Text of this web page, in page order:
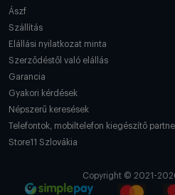
Ászf
Szállítás
Elállási nyilatkozat minta
Szerződéstől való elállás
Garancia
Gyakori kérdések
Népszerű keresések
Telefontok, mobiltelefon kiegészítő
Store11 Szlovákia
Copyright © 2021-